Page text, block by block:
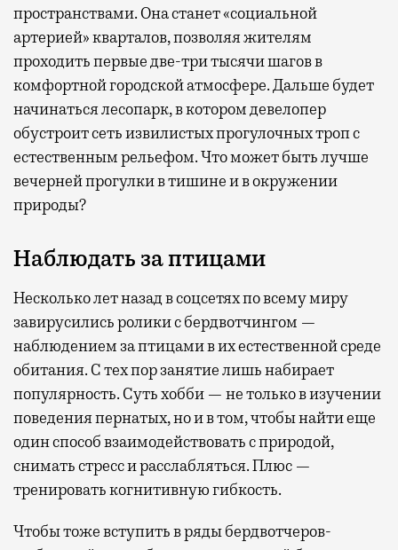
пространствами. Она станет «социальной
артерией» кварталов, позволяя жителям
проходить первые две-три тысячи шагов в
комфортной городской атмосфере. Дальше будет
начинаться лесопарк, в котором девелопер
обустроит сеть извилистых прогулочных троп с
естественным рельефом. Что может быть лучше
вечерней прогулки в тишине и в окружении
природы?
Наблюдать за птицами
Несколько лет назад в соцсетях по всему миру
завирусились ролики с бердвотчингом —
наблюдением за птицами в их естественной среде
обитания. С тех пор занятие лишь набирает
популярность. Суть хобби — не только в изучении
поведения пернатых, но и в том, чтобы найти еще
один способ взаимодействовать с природой,
снимать стресс и расслабляться. Плюс —
тренировать когнитивную гибкость.
Чтобы тоже вступить в ряды бердвотчеров-